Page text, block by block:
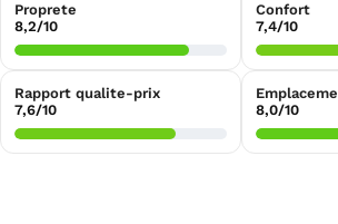
Proprete
8,2/10
Confort
7,4/10
Rapport qualite-prix
7,6/10
8,0/10